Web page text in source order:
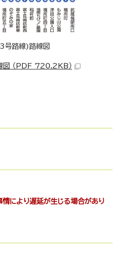
号路線)路線図
（PDF 720.2KB）
情により遅延が生じる場合があり